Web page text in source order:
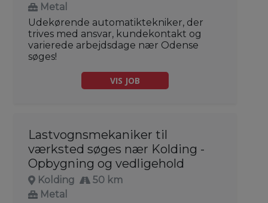
Metal
Udekørende automatiktekniker, der
trives med ansvar, kundekontakt og
varierede arbejdsdage nær Odense
søges!
VIS JOB
Lastvognsmekaniker til
værksted søges nær Kolding -
Opbygning og vedligehold
Kolding
50 km
Metal